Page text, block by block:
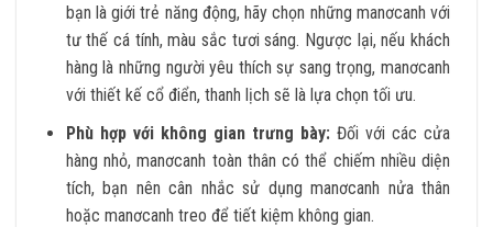
bạn là giới trẻ năng động, hãy chọn những manơcanh với
tư thế cá tính, màu sắc tươi sáng. Ngược lại, nếu khách
hàng là những người yêu thích sự sang trọng, manơcanh
với thiết kế cổ điển, thanh lịch sẽ là lựa chọn tối ưu.
Phù hợp với không gian trưng bày:Đối với các cửa
hàng nhỏ, manơcanh toàn thân có thể chiếm nhiều diện
tích, bạn nên cân nhắc sử dụng manơcanh nửa thân
hoặc manơcanh treo để tiết kiệm không gian.